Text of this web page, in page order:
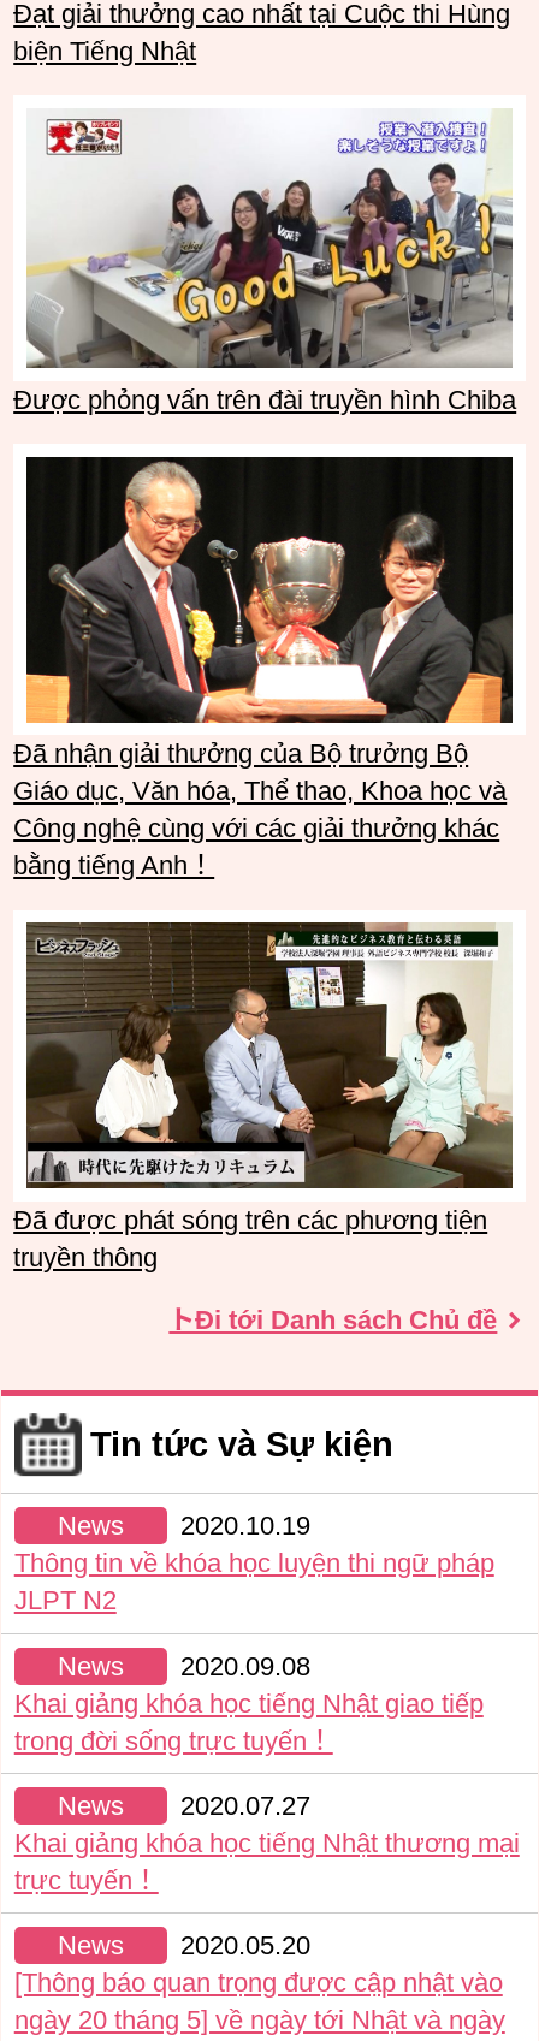
Đạt giải thưởng cao nhất tại Cuộc thi Hùng
biện Tiếng Nhật
Được phỏng vấn trên đài truyền hình Chiba
Đã nhận giải thưởng của Bộ trưởng Bộ
Giáo dục, Văn hóa, Thể thao, Khoa học và
Công nghệ cùng với các giải thưởng khác
bằng tiếng Anh！
Đã được phát sóng trên các phương tiện
truyền thông
トĐi tới Danh sách Chủ đề
Tin tức và Sự kiện
News
2020.10.19
Thông tin về khóa học luyện thi ngữ pháp
JLPT N2
News
2020.09.08
Khai giảng khóa học tiếng Nhật giao tiếp
trong đời sống trực tuyến！
News
2020.07.27
Khai giảng khóa học tiếng Nhật thương mại
trực tuyến！
News
2020.05.20
[Thông báo quan trọng được cập nhật vào
ngày 20 tháng 5] về ngày tới Nhật và ngày